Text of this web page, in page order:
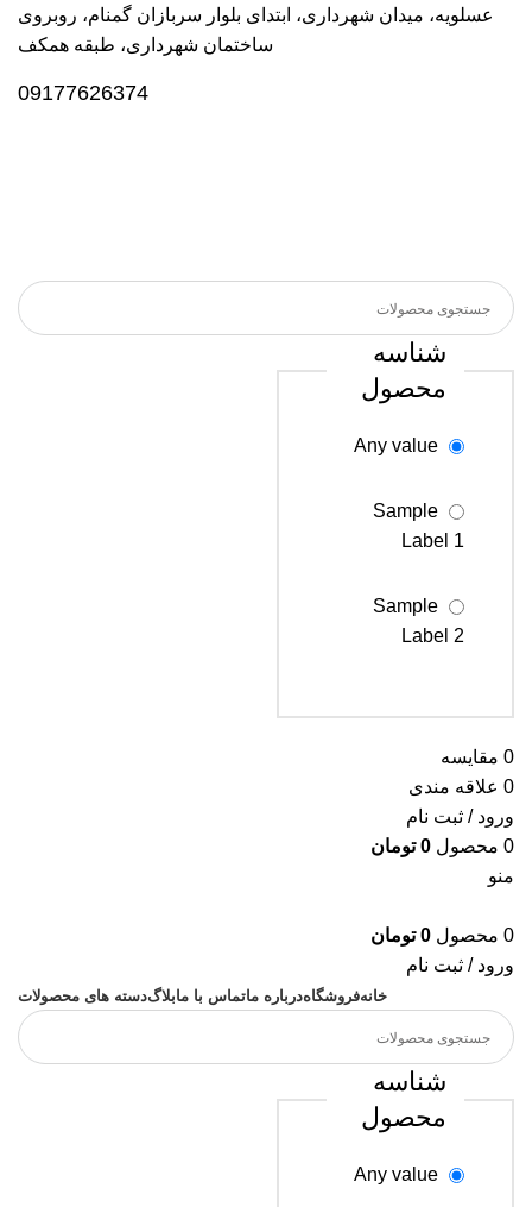
عسلویه، میدان شهرداری، ابتدای بلوار سربازان گمنام، روبروی
ساختمان شهرداری، طبقه همکف
09177626374
شناسه
محصول
Sample
Label 1
Sample
Label 2
0 مقایسه
0 علاقه مندی
ورود / ثبت نام
0 محصول 0 تومان
منو
0 محصول 0 تومان
ورود / ثبت نام
خانهفروشگاهدرباره ماتماس با مابلاگدسته های محصولات
شناسه
محصول